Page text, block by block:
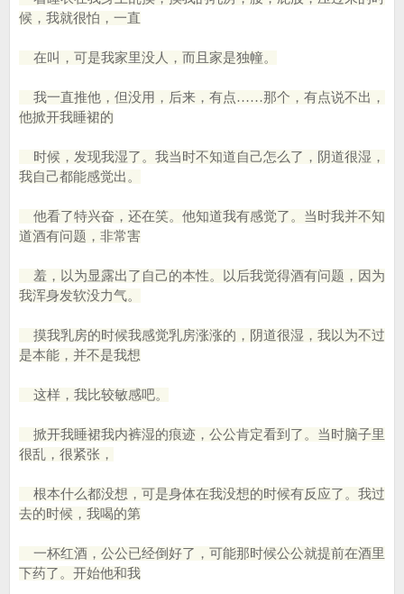
候，我就很怕，一直
在叫，可是我家里没人，而且家是独幢。
我一直推他，但没用，后来，有点……那个，有点说不出，
他掀开我睡裙的
时候，发现我湿了。我当时不知道自己怎么了，阴道很湿，
我自己都能感觉出。
他看了特兴奋，还在笑。他知道我有感觉了。当时我并不知
道酒有问题，非常害
羞，以为显露出了自己的本性。以后我觉得酒有问题，因为
我浑身发软没力气。
摸我乳房的时候我感觉乳房涨涨的，阴道很湿，我以为不过
是本能，并不是我想
这样，我比较敏感吧。
掀开我睡裙我内裤湿的痕迹，公公肯定看到了。当时脑子里
很乱，很紧张，
根本什么都没想，可是身体在我没想的时候有反应了。我过
去的时候，我喝的第
一杯红酒，公公已经倒好了，可能那时候公公就提前在酒里
下药了。开始他和我